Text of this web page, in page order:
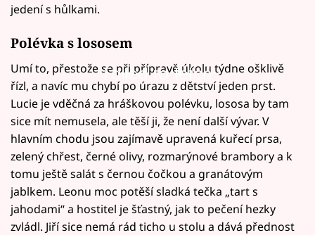
jedení s hůlkami.
Polévka s lososem
Failed to fetch
Umí to, přestože se při přípravě úkolu týdne ošklivě
řízl, a navíc mu chybí po úrazu z dětství jeden prst.
Lucie je vděčná za hráškovou polévku, lososa by tam
sice mít nemusela, ale těší ji, že není další vývar. V
hlavním chodu jsou zajímavě upravená kuřecí prsa,
zelený chřest, černé olivy, rozmarýnové brambory a k
tomu ještě salát s černou čočkou a granátovým
jablkem. Leonu moc potěší sladká tečka „tart s
jahodami“ a hostitel je šťastný, jak to pečení hezky
zvládl. Jiří sice nemá rád ticho u stolu a dává přednost